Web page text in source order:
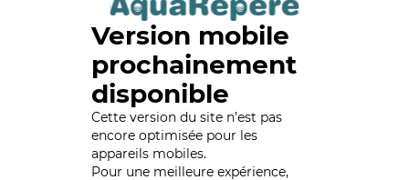
Version mobile
prochainement
disponible
Cette version du site n’est pas
encore optimisée pour les
appareils mobiles.
Pour une meilleure expérience,